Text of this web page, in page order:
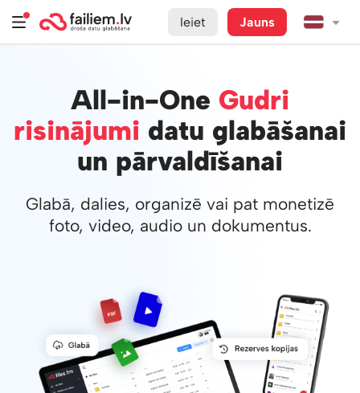
Ieiet Jauns
All-in-One Gudri
risinājumi datu glabāšanai
un pārvaldīšanai
Glabā, dalies, organizē vai pat monetizē
foto, video, audio un dokumentus.